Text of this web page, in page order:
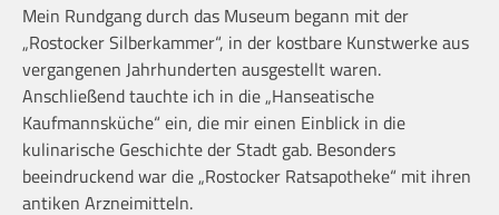
Mein Rundgang durch das Museum begann mit der
„Rostocker Silberkammer“, in der kostbare Kunstwerke aus
vergangenen Jahrhunderten ausgestellt waren.
Anschließend tauchte ich in die „Hanseatische
Kaufmannsküche“ ein, die mir einen Einblick in die
kulinarische Geschichte der Stadt gab. Besonders
beeindruckend war die „Rostocker Ratsapotheke“ mit ihren
antiken Arzneimitteln.